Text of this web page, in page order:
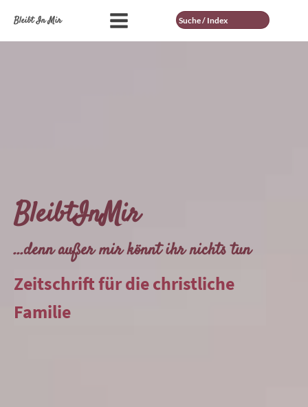
Bleibt In Mir Suche
BleibtInMir
...denn außer mir könnt ihr nichts tun
Zeitschrift für die christliche
Familie